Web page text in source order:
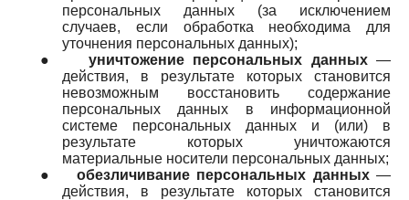
персональных данных (за исключением
случаев, если обработка необходима для
уточнения персональных данных);
●
уничтожение персональных данных—
действия, в результате которых становится
невозможным восстановить содержание
персональных данных в информационной
системе персональных данных и (или) в
результате которых уничтожаются
материальные носители персональных данных;
●
обезличивание персональных данных—
действия, в результате которых становится